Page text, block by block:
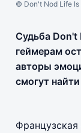
© Don't Nod Life Is
Судьба Don't
геймерам
авторы
смогут